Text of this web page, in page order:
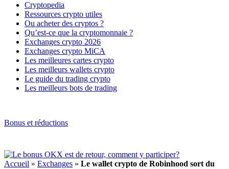
Cryptopedia
Ressources crypto utiles
Ou acheter des cryptos ?
Qu’est-ce que la cryptomonnaie ?
Exchanges crypto 2026
Exchanges crypto MiCA
Les meilleures cartes crypto
Les meilleurs wallets crypto
Le guide du trading crypto
Les meilleurs bots de trading
Bonus et réductions
Accueil » Exchanges » Le wallet crypto de Robinhood sort du